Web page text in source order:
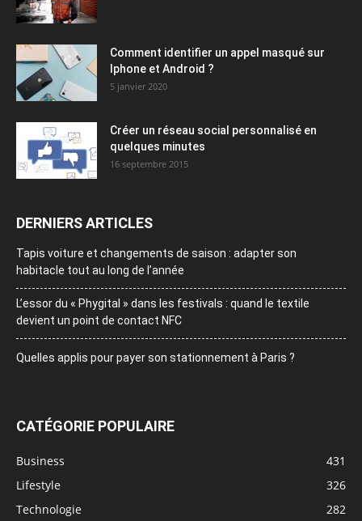
Comment identifier un appel masqué sur
Iphone et Android ?
5 janvier 2020
Créer un réseau social personnalisé en
quelques minutes
16 septembre 2015
DERNIERS ARTICLES
Tapis voiture et changements de saison : adapter son
habitacle tout au long de l’année
L’essor du « Phygital » dans les festivals : quand le textile
devient un point de contact NFC
Quelles applis pour payer son stationnement à Paris ?
CATÉGORIE POPULAIRE
Business
431
Lifestyle
326
Technologie
282